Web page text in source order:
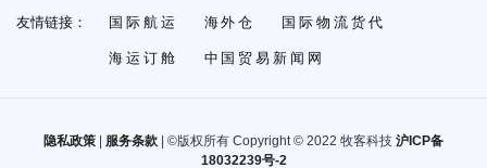
友情链接： 国际航运 海外仓 国际物流货代
海运订舱 中国贸易新闻网
隐私政策 | 服务条款 | ©版权所有 Copyright © 2022 牧客科技 沪ICP备
18032239号-2